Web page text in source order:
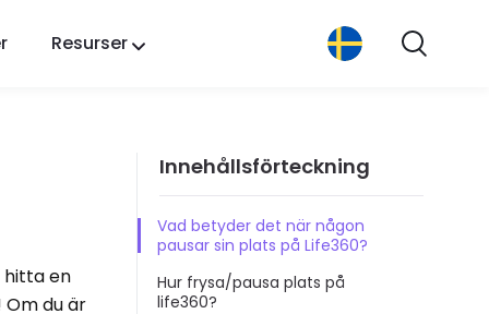
Resurser
hitta en
du är
Innehållsförteckning
Vad betyder det när någon
pausar sin plats på Life360?
Hur frysa/pausa plats på
life360?